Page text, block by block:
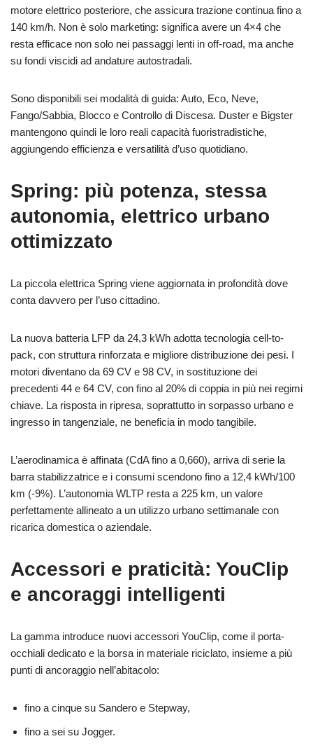
motore elettrico posteriore, che assicura trazione continua fino a
140 km/h. Non è solo marketing: significa avere un 4×4 che
resta efficace non solo nei passaggi lenti in off-road, ma anche
su fondi viscidi ad andature autostradali.
Sono disponibili sei modalità di guida: Auto, Eco, Neve,
Fango/Sabbia, Blocco e Controllo di Discesa. Duster e Bigster
mantengono quindi le loro reali capacità fuoristradistiche,
aggiungendo efficienza e versatilità d’uso quotidiano.
Spring: più potenza, stessa
autonomia, elettrico urbano
ottimizzato
La piccola elettrica Spring viene aggiornata in profondità dove
conta davvero per l’uso cittadino.
La nuova batteria LFP da 24,3 kWh adotta tecnologia cell-to-
pack, con struttura rinforzata e migliore distribuzione dei pesi. I
motori diventano da 69 CV e 98 CV, in sostituzione dei
precedenti 44 e 64 CV, con fino al 20% di coppia in più nei regimi
chiave. La risposta in ripresa, soprattutto in sorpasso urbano e
ingresso in tangenziale, ne beneficia in modo tangibile.
L’aerodinamica è affinata (CdA fino a 0,660), arriva di serie la
barra stabilizzatrice e i consumi scendono fino a 12,4 kWh/100
km (-9%). L’autonomia WLTP resta a 225 km, un valore
perfettamente allineato a un utilizzo urbano settimanale con
ricarica domestica o aziendale.
Accessori e praticità: YouClip
e ancoraggi intelligenti
La gamma introduce nuovi accessori YouClip, come il porta-
occhiali dedicato e la borsa in materiale riciclato, insieme a più
punti di ancoraggio nell’abitacolo:
fino a cinque su Sandero e Stepway,
fino a sei su Jogger.